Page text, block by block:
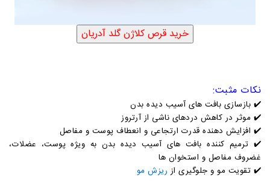
نکات مثبت:
✔️ بازسازی بافت های آسیب دیده بدن
✔️ موثر در کاهش دردهای ناشی از آرتروز
✔️ افزایش دهنده قدرت ارتجاعی و انعطاف پوست و مفاصل
✔️ ترمیم کننده بافت های آسیب دیده بدن به ویژه پوست، عضلات،
غضروف مفاصل و استخوان ها
✔️ تقویت مو و جلوگیری از ریزش مو